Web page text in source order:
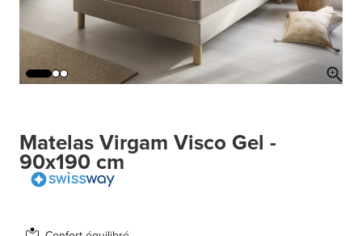
Matelas Virgam Visco Gel -
90x190 cm